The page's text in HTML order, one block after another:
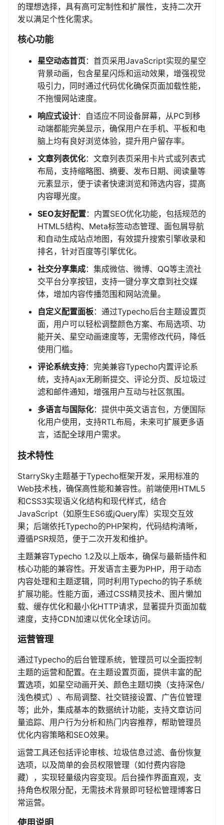
的理想选择，具有高可定制性和扩展性，支持二次开
发以满足个性化需求。
核心功能
星空动态首页：首页采用JavaScript实现的星空
背景动画，包含星星闪烁和运动效果，增强视觉
吸引力，同时通过代码优化确保页面加载性能，
不拖慢网站速度。
响应式设计：自适应不同设备屏幕，从PC到移
动端都能完美显示，确保用户在手机、平板和电
脑上均有良好浏览体验，提升用户留存率。
文章列表优化：文章列表页采用卡片式或列表式
布局，支持缩略图、摘要、发布日期、阅读量等
元素显示，便于读者快速浏览和筛选内容，提高
内容曝光度。
SEO友好配置：内置SEO优化功能，包括规范的
HTML5结构、Meta标签动态管理、面包屑导航
和自动生成站点地图，有效提升搜索引擎收录和
排名，针对百度等引擎优化。
社交分享集成：集成微信、微博、QQ等主流社
交平台分享按钮，支持一键分享文章到社交媒
体，增加内容传播范围和网站流量。
自定义配置面板：通过Typecho后台主题设置页
面，用户可以轻松调整颜色方案、布局选项、功
能开关、星空动画速度等，无需修改代码，降低
使用门槛。
评论系统支持：完美兼容Typecho内置评论系
统，支持Ajax无刷新提交、评论分页、反垃圾过
滤和邮件通知，增强用户互动与社区氛围。
多语言与国际化：提供中英文语言包，方便国际
化用户使用，支持RTL布局，未来可扩展更多语
言，适配全球用户需求。
技术特性
StarrySky主题基于Typecho框架开发，采用标准的
Web技术栈，确保高性能和兼容性。前端使用HTML5
和CSS3实现语义化结构和现代样式，结合
JavaScript（如原生ES6或jQuery库）实现交互效
果；后端依托Typecho的PHP架构，代码结构清晰，
遵循PSR规范，便于二次开发和维护。
主题兼容Typecho 1.2及以上版本，确保与最新插件和
核心功能的兼容性。开发语言主要为PHP，用于动态
内容处理和主题逻辑，同时利用Typecho的钩子系统
扩展功能。性能方面，通过CSS精灵技术、图片懒加
载、缓存优化和最小化HTTP请求，显著提升页面加载
速度，支持CDN加速以优化全球访问。
运营管理
通过Typecho的后台管理系统，管理员可以全面控制
主题的运营和配置。在主题设置页面，提供丰富的配
置选项，如星空动画开关、颜色主题切换（支持深色/
浅色模式）、布局调整、社交链接设置、广告位管理
等；此外，集成基本的数据统计功能，支持文章访问
量追踪、用户行为分析和热门内容推荐，帮助管理员
优化内容策略和SEO效果。
运营工具还包括评论审核、垃圾信息过滤、备份恢复
选项，以及简单的会员权限管理（如付费内容隐
藏），实现轻量级内容变现。后台操作界面直观，支
持角色权限分配，无需技术背景即可轻松管理博客日
常运营。